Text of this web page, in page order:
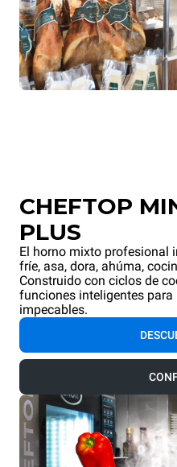
CHEFTOP
PLUS
El horno mixto profesional
fríe, asa, dora, ahúma,
Construido con ciclos de
funciones inteligentes
impecables.